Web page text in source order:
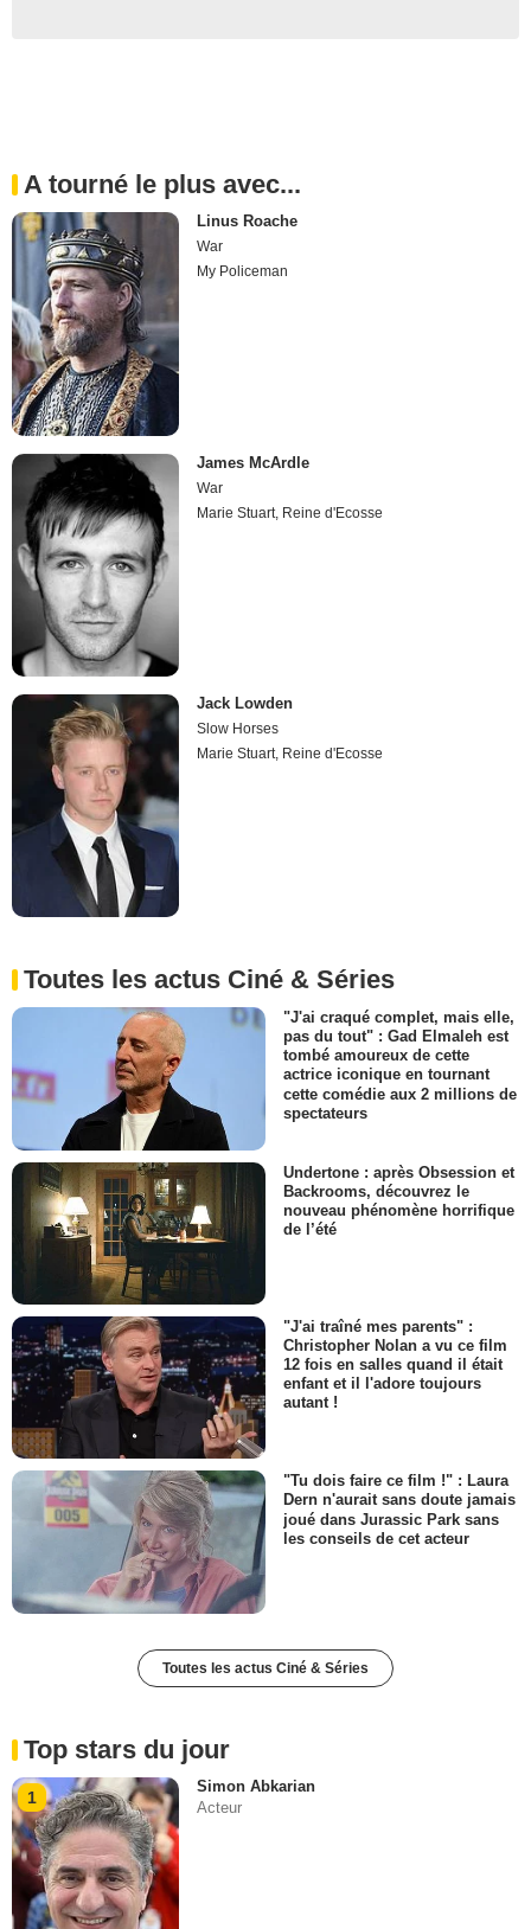
A tourné le plus avec...
Linus Roache
War
My Policeman
James McArdle
War
Marie Stuart, Reine d'Ecosse
Jack Lowden
Slow Horses
Marie Stuart, Reine d'Ecosse
Toutes les actus Ciné & Séries
"J'ai craqué complet, mais elle,
pas du tout" : Gad Elmaleh est
tombé amoureux de cette
actrice iconique en tournant
cette comédie aux 2 millions de
spectateurs
Undertone : après Obsession et
Backrooms, découvrez le
nouveau phénomène horrifique
de l’été
"J'ai traîné mes parents" :
Christopher Nolan a vu ce film
12 fois en salles quand il était
enfant et il l'adore toujours
autant !
"Tu dois faire ce film !" : Laura
Dern n'aurait sans doute jamais
joué dans Jurassic Park sans
les conseils de cet acteur
Toutes les actus Ciné & Séries
Top stars du jour
1
Simon Abkarian
Acteur